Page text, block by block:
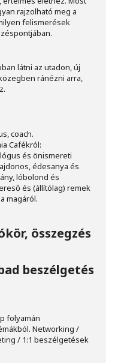
rajzolható meg a
felismerések
látni az utadon, új
ránézni arra,
coach.
Cafékról:
és önismereti
édesanya és
lóbolond és
és (állítólag) remek
magáról.
összegzés
beszélgetés
folyamán
Networking /
/ 1:1 beszélgetések